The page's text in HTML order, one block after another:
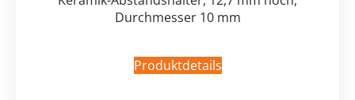
Durchmesser 10 mm
Produktdetails